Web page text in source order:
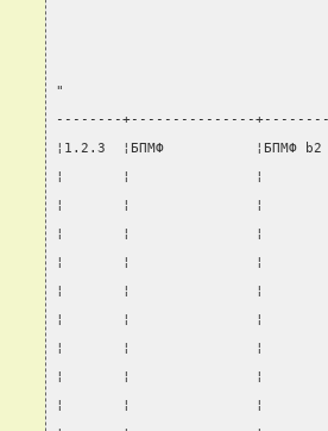
"
--------+---------------
¦1.2.3  ¦БПМФ           ¦БПМФ b2
¦       ¦               ¦
¦       ¦               ¦
¦       ¦               ¦
¦       ¦               ¦
¦       ¦               ¦
¦       ¦               ¦
¦       ¦               ¦
¦       ¦               ¦
¦       ¦               ¦